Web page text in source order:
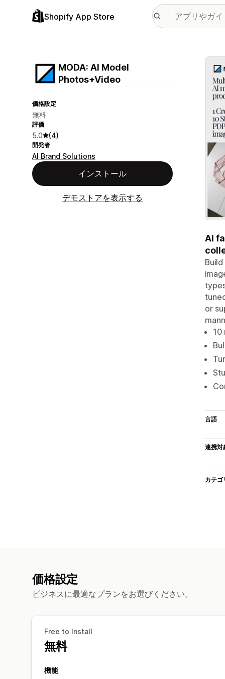
Shopify App Store
MODA: AI Model
Photos+Video
価格設定
無料
評価
5.0 (4)
開発者
AI Brand Solutions
インストール
デモストアを表示する
特集
AI
or
10
言語
連携対
カテゴ
価格設定
ビジネスに最適なプランをお選びください。
Free to Install
無料
機能